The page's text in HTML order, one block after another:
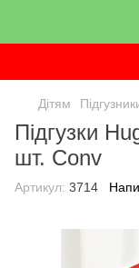
Дітям
Підгузки
шт. Conv
Артикул: 3714